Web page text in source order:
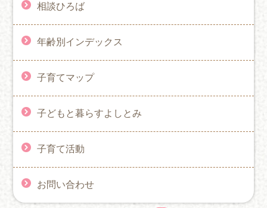
相談ひろば
年齢別インデックス
子育てマップ
子どもと暮らすよしとみ
子育て活動
お問い合わせ